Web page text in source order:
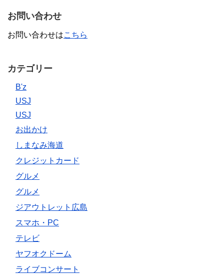
お問い合わせ
お問い合わせはこちら
カテゴリー
B'z
USJ
USJ
お出かけ
しまなみ海道
クレジットカード
グルメ
グルメ
ジアウトレット広島
スマホ・PC
テレビ
ヤフオクドーム
ライブコンサート